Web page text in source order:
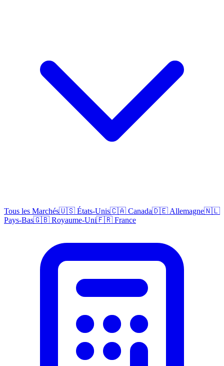
Tous les Marchés🇺🇸 États-Unis🇨🇦 Canada🇩🇪 Allemagne🇳🇱
Pays-Bas🇬🇧 Royaume-Uni🇫🇷 France